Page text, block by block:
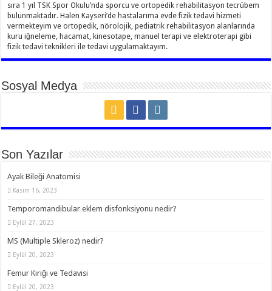
sıra 1 yıl TSK Spor Okulu’nda sporcu ve ortopedik rehabilitasyon tecrübem
bulunmaktadır. Halen Kayseri’de hastalarıma evde fizik tedavi hizmeti
vermekteyim ve ortopedik, nörolojik, pediatrik rehabilitasyon alanlarında
kuru iğneleme, hacamat, kinesotape, manuel terapi ve elektroterapi gibi
fizik tedavi teknikleri ile tedavi uygulamaktayım.
Sosyal Medya
Son Yazılar
Ayak Bileği Anatomisi
Kasım 16, 2023
Temporomandibular eklem disfonksiyonu nedir?
Eylül 27, 2023
MS (Multiple Skleroz) nedir?
Eylül 20, 2023
Femur Kırığı ve Tedavisi
Eylül 20, 2023